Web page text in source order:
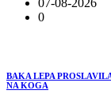
07-08-2026
0
BAKA LEPA
NA KOGA